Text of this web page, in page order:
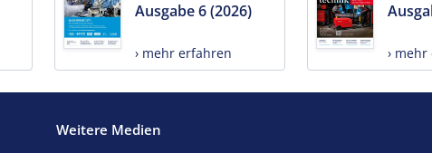
Ausgabe 6 (2026)
› mehr erfahren ›
Weitere Medien